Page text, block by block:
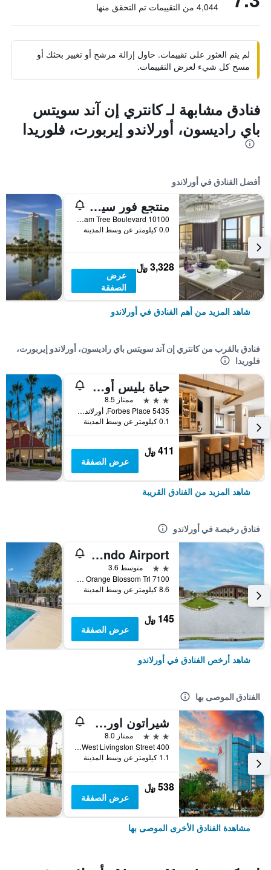
4,044 من التقييمات تم التحقق منها
لم يتم العثور على تقييمات. حاول إزالة مرشح أو تغيير بحثك أو
مسح كل شيء لعرض التقييمات.
فنادق مشابهة لـ كانتري إن آند سويتس
باي راديسون، أورلاندو إيربورت، فلوريدا
أفضل الفنادق في أورلاندو
منتجع فور سيزونز أورلاندو آت والت ديزني وورلد ريزورت
10100 Dream Tree Boulevard, أورلاندو, FL, الولايات المتحدة الأميريكية
0.0 كيلومتر عن وسط المدينة
3,328 ﷼
عرض
الصفقة
شاهد المزيد من أهم الفنادق في أورلاندو
فنادق بالقرب من كانتري إن آند سويتس باي راديسون، أورلاندو إيربورت،
فلوريدا
حياة بليس أورلاندو آيربورت
3 نجوم
ممتاز 8.5
5435 Forbes Place, أورلاندو, FL, الولايات المتحدة الأميريكية
0.1 كيلومتر عن وسط المدينة
411 ﷼
عرض الصفقة
شاهد المزيد من الفنادق القريبة
فنادق رخيصة في أورلاندو
OYO Hotel Orlando Airport
2 نجمتين
متوسط 3.6
7100 s Orange Blossom Trl, أورلاندو, FL, الولايات المتحدة الأميريكية
8.6 كيلومتر عن وسط المدينة
145 ﷼
عرض الصفقة
شاهد أرخص الفنادق في أورلاندو
الفنادق الموصى بها
شيراتون اورلاندو داون تاون
3 نجوم
ممتاز 8.0
400 West Livingston Street, أورلاندو, FL, الولايات المتحدة الأميريكية
1.1 كيلومتر عن وسط المدينة
538 ﷼
عرض الصفقة
مشاهدة الفنادق الأخرى الموصى بها